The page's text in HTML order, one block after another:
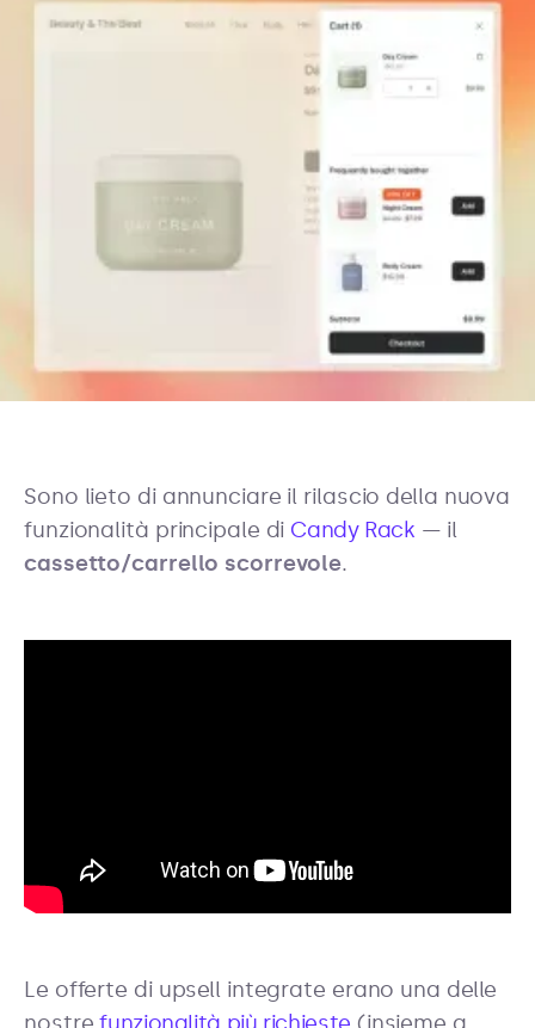
Sono lieto di annunciare il rilascio della nuova
funzionalità principale di Candy Rack — il
cassetto/carrello scorrevole.
Le offerte di upsell integrate erano una delle